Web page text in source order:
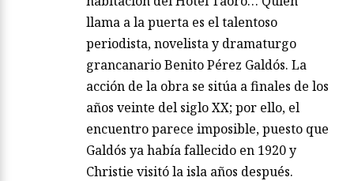
llama a la puerta es el talentoso
periodista, novelista y dramaturgo
grancanario Benito Pérez Galdós. La
acción de la obra se sitúa a finales de los
años veinte del siglo XX; por ello, el
encuentro parece imposible, puesto que
Galdós ya había fallecido en 1920 y
Christie visitó la isla años después.